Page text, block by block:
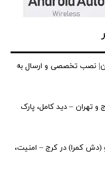
نصب تخصصی و ارسال به
خودرو در کرج و تهران – دید کامل، پارک
(دش کمرا) در کرج – امنیت،